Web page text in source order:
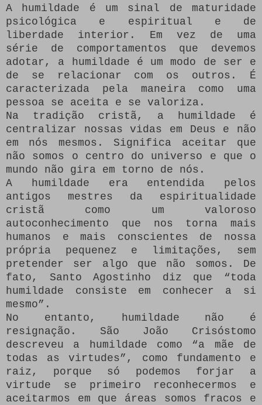
A humildade é um sinal de maturidade
psicológica e espiritual e de
liberdade interior. Em vez de uma
série de comportamentos que devemos
adotar, a humildade é um modo de ser e
de se relacionar com os outros. É
caracterizada pela maneira como uma
pessoa se aceita e se valoriza.
Na tradição cristã, a humildade é
centralizar nossas vidas em Deus e não
em nós mesmos. Significa aceitar que
não somos o centro do universo e que o
mundo não gira em torno de nós.
A humildade era entendida pelos
antigos mestres da espiritualidade
cristã como um valoroso
autoconhecimento que nos torna mais
humanos e mais conscientes de nossa
própria pequenez e limitações, sem
pretender ser algo que não somos. De
fato, Santo Agostinho diz que “toda
humildade consiste em conhecer a si
mesmo”.
No entanto, humildade não é
resignação. São João Crisóstomo
descreveu a humildade como “a mãe de
todas as virtudes”, como fundamento e
raiz, porque só podemos forjar a
virtude se primeiro reconhecermos e
aceitarmos em que áreas somos fracos e